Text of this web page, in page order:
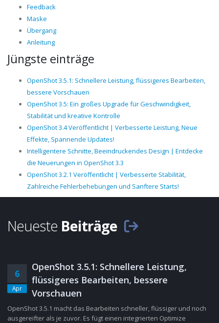
Feedback
Maske
Übergang
Anleitung
Jüngste einträge
OpenShot 3.5.1: Schnellere Leistung, flüssigeres Bearbeiten,
bessere Vorschauen
OpenShot 3.5: Ein großes Upgrade für Geschwindigkeit,
Stabilität und kreative Kontrolle
OpenShot 3.4 Veröffentlicht | Verbesserte Leistung, Neue
Effekte, Spannende Updates!
Intelligentere Schnitte, Beeindruckendes Design | Entdecke
die Neuerungen in OpenShot 3.3
OpenShot 3.2.1 Veröffentlicht | Verbesserte Stabilität,
Zahlreiche Fehlerbehebungen und Sanftere Starts!
Neueste Beiträge
6
Apr
OpenShot 3.5.1: Schnellere Leistung,
flüssigeres Bearbeiten, bessere
Vorschauen
OpenShot 3.5.1 macht das Bearbeiten schneller, flüssiger und noch
ausgereifter als je zuvor. Es fügt einen integrierten Optimize